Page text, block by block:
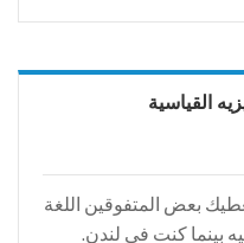
القياسية
بعض المتفوقين اللغة
بينما كنت في لندن.